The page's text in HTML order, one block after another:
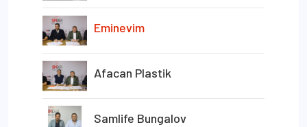
Eminevim
Afacan Plastik
Samlife Bungalov